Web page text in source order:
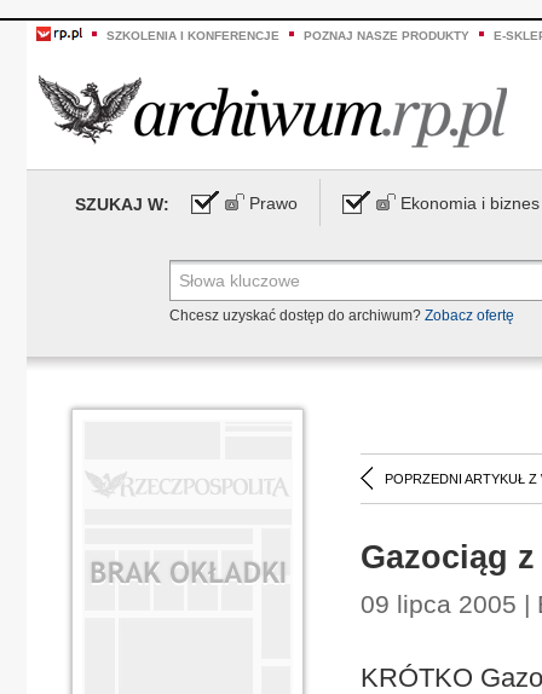
SZKOLENIA I KONFERENCJE POZNAJ NASZE PRODUKTY E-
SZUKAJ W: Prawo Ekonomia i biznes
Chcesz uzyskać dostęp do archiwum? Zobacz ofertę
POPRZEDNI ARTYKUŁ Z
Gazociąg
09 lipca 2005 |
KRÓTKO